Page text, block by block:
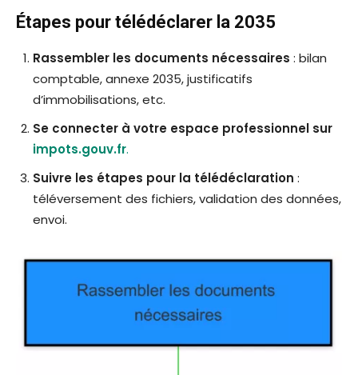
Étapes pour télédéclarer la 2035
Rassembler les documents nécessaires : bilan
comptable, annexe 2035, justificatifs
d’immobilisations, etc.
Se connecter à votre espace professionnel sur
impots.gouv.fr.
Suivre les étapes pour la télédéclaration :
téléversement des fichiers, validation des données,
envoi.